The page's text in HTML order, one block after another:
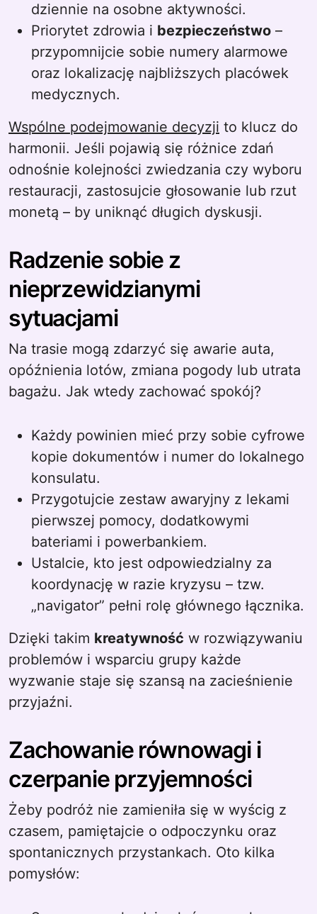
dziennie na osobne aktywności.
Priorytet zdrowia i bezpieczeństwo –
przypomnijcie sobie numery alarmowe
oraz lokalizację najbliższych placówek
medycznych.
Wspólne podejmowanie decyzji to klucz do
harmonii. Jeśli pojawią się różnice zdań
odnośnie kolejności zwiedzania czy wyboru
restauracji, zastosujcie głosowanie lub rzut
monetą – by uniknąć długich dyskusji.
Radzenie sobie z
nieprzewidzianymi
sytuacjami
Na trasie mogą zdarzyć się awarie auta,
opóźnienia lotów, zmiana pogody lub utrata
bagażu. Jak wtedy zachować spokój?
Każdy powinien mieć przy sobie cyfrowe
kopie dokumentów i numer do lokalnego
konsulatu.
Przygotujcie zestaw awaryjny z lekami
pierwszej pomocy, dodatkowymi
bateriami i powerbankiem.
Ustalcie, kto jest odpowiedzialny za
koordynację w razie kryzysu – tzw.
„navigator” pełni rolę głównego łącznika.
Dzięki takim kreatywność w rozwiązywaniu
problemów i wsparciu grupy każde
wyzwanie staje się szansą na zacieśnienie
przyjaźni.
Zachowanie równowagi i
czerpanie przyjemności
Żeby podróż nie zamieniła się w wyścig z
czasem, pamiętajcie o odpoczynku oraz
spontanicznych przystankach. Oto kilka
pomysłów: